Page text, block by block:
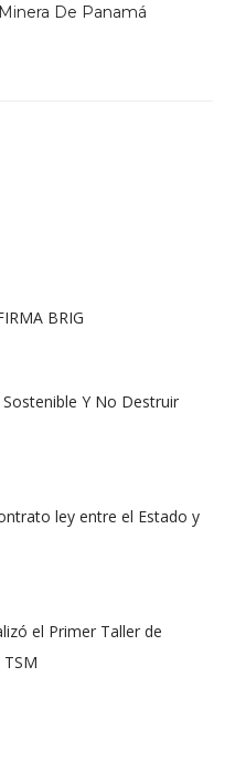
De Panamá
BRIG
Y No Destruir
ley entre el Estado y
el Primer Taller de